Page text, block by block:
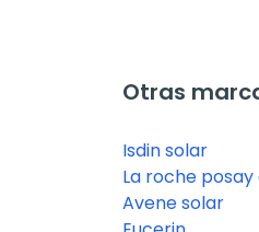
Otras
Isdin solar
La roche
Avene solar